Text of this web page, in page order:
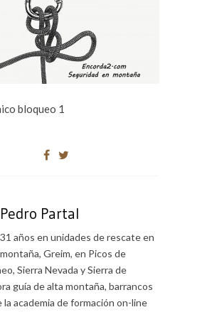
bloqueo 1
Pedro Partal
31 años en unidades de rescate en
montaña, Greim, en Picos de
Sierra Nevada y Sierra de
guía de alta montaña, barrancos
academia de formación on-line